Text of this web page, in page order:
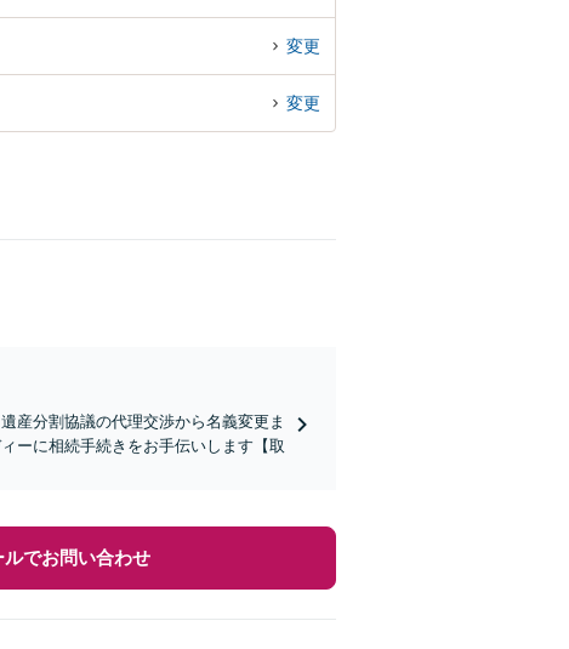
変更
変更
産分割協議の代理交渉から名義変更ま
ーに相続手続きをお手伝いします【取
ルでお問い合わせ